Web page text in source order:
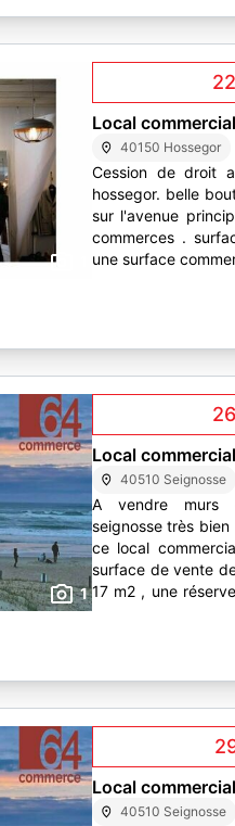
Local
40150 Hossegor
Cession de droit
hossegor. belle boutique en excellent état situé
sur l'avenue
commerces . surface totale de 43,5 m2 dont
une surface
1
Local
40510 Seignosse
A vendre murs commerciaux occupes à
seignosse très bien situé en emplacement no 1,
ce local
surface de vente
17 m2 , une
Local
40510 Seignosse